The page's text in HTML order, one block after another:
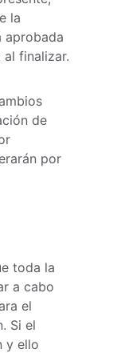
la
aprobada
finalizar.
de
por
toda la
a cabo
el
Si el
y ello